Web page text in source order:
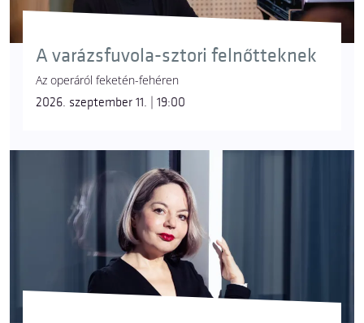
A varázsfuvola-sztori felnőtteknek
Az operáról feketén-fehéren
2026. szeptember 11. | 19:00